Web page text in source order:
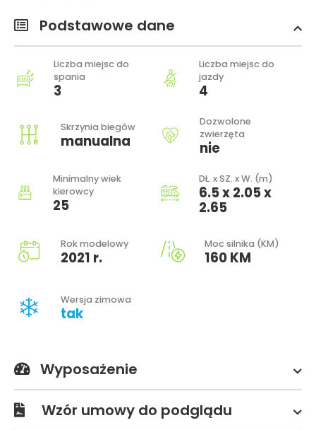
Podstawowe dane
Liczba miejsc do
spania
3
Liczba miejsc do
jazdy
4
Skrzynia biegów
manualna
Dozwolone
zwierzęta
nie
Minimalny wiek
kierowcy
25
DŁ. x SZ. x W. (m)
6.5 x 2.05 x
2.65
Rok modelowy
2021 r.
Moc silnika (KM)
160 KM
Wersja zimowa
tak
Wyposażenie
Wzór umowy do podglądu